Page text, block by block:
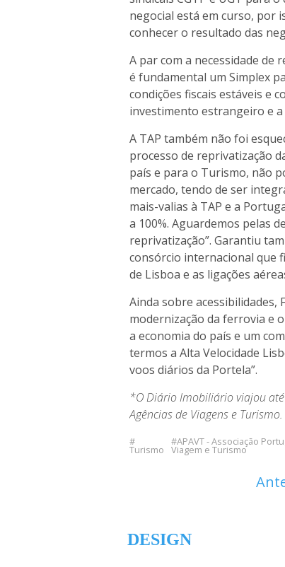
negocial está em curso, por
conhecer o resultado das
A par com a necessidade de
é fundamental um Simplex
condições fiscais estáveis e
investimento estrangeiro e
A TAP também não foi
processo de reprivatização
país e para o Turismo, não
mercado, tendo de ser
mais-valias à TAP e a
a 100%. Aguardemos pelas
reprivatização”. Garantiu
consórcio internacional que
de Lisboa e as ligações
Ainda sobre acessibilidades,
modernização da ferrovia e
a economia do país e um
termos a Alta Velocidade
voos diários da Portela”.
*O Diário Imobiliário viajou até
Agências de Viagens e Turismo.
Turismo
APAVT - Associação
Viagem e Turismo
DESIGN